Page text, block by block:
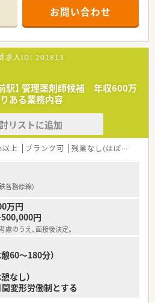
業界最大手、国内トップクラスの企業で
の安定している企業です。
出店している大手ショッピングモール
ています。
、多くの医療機関から処方箋を応需して
多く、幅広い知識・スキルを磨くことが
メ◆◇
て丁寧に応対を心掛けている方
ら将来を選択したい方
悩みの方、薬剤師としてプロフェッシ
規店舗開発、商品開発等
にはこだわりなく、定期的に連続休暇を
など）
マチ科・リハビリテーション科・
リニック等の対応が経験できます！
務内容です。
囲気で、わきあいあいと業務をしていま
ひとりひとりの個性を尊重！
い」「○○先生と話してみたい」な
での研修も可能です！
回するマネージャーを配置！
げ・情報共有で
ない環境を実現しています◎
中！
たシフト調整・働き方など
慮していただけます。
を持たせてくれ、
もらえる環境です。
ャレンジしてみたいことは
企業です♪
表のもと、
岐阜県内の5店舗に集まっています。
お問い合わせ
求人ID： 201813
駅】 管理薬剤師候補 年収600万
ある業務内容
リストに追加
上 ブランク可 残業なし(ほぼなし含む)
各務原線)
万円
円
のうえ、面接後決定。
憩60～180分）
なし）
変形労働制とする